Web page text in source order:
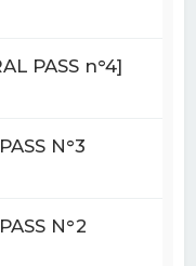
PASS n°4]
N°3
N°2